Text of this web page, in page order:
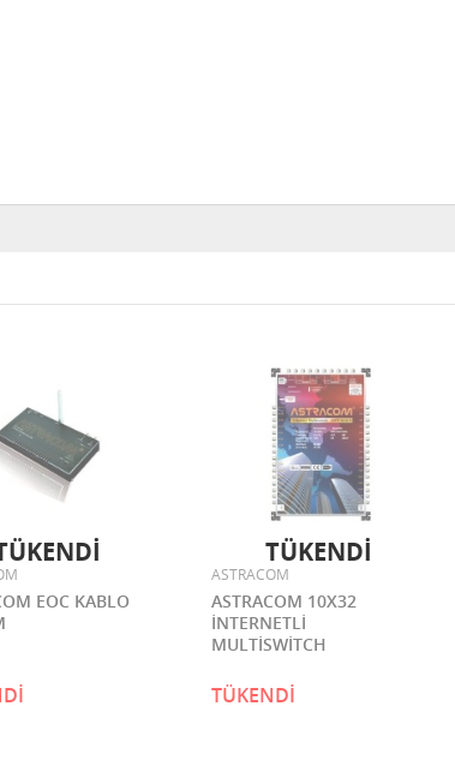
EOC KABLO
ASTRACOM
ASTRACOM 10X32
İNTERNETLİ
MULTİSWİTCH
TÜKENDİ
TÜKENDİ